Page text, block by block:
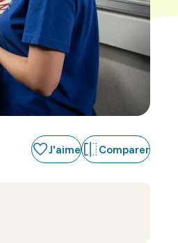
J'aime Comparer